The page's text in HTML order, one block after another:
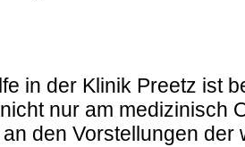
in der Klinik Preetz ist
nur am medizinisch
den Vorstellungen der